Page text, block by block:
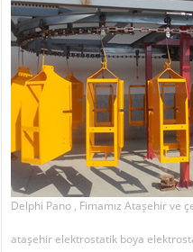
Delphi Pano , Fimamız Ataşehir ve
ataşehir elektrostatik boya